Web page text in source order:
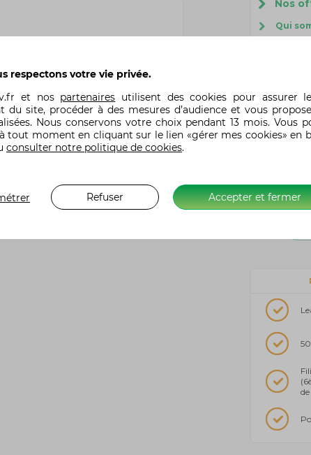
une source d'accomplissement, dans le
de vies professionnelle et personnelle. En
de travail propice au bien être, en
équipes passionnées, vous continuerez,
formidable histoire d'AMV."
Nos
Qui
Nos
Notre
AMV,
Nos
respectons votre vie privée.
et nos partenaires utilisent des cookies pour assurer
du site, procéder à des mesures d’audience et vous
Nous conservons votre choix pendant 13 mois. Vous
tout moment en cliquant sur le lien «gérer mes cookies» en
consulter notre politique de cookies.
Accepter et fermer
Refuser